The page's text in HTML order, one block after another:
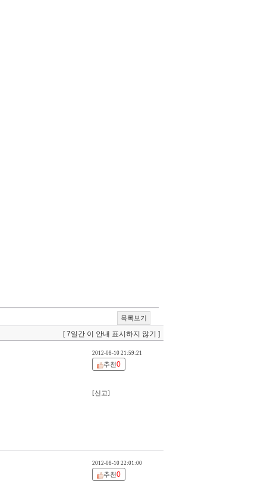
목록보기
[ 7일간 이 안내 표시하지 않기 ]
2012-08-10 21:59:21
추천0
[신고]
2012-08-10 22:01:00
추천0